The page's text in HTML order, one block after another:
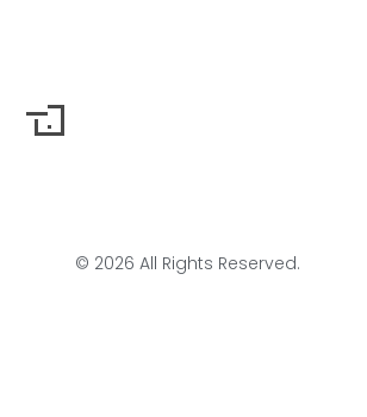
© 2026 All Rights Reserved.